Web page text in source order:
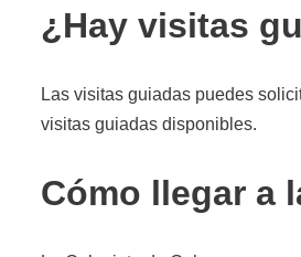
¿Hay visitas
Las visitas guiadas puedes
visitas guiadas disponibles.
Cómo llegar a